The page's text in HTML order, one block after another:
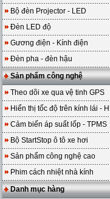
Bộ đèn Projector - LED
Đèn LED độ
Gương điện - Kính điện
Đèn pha - đèn hậu
Sản phẩm công nghệ
Theo dõi xe qua vệ tinh GPS
Hiển thị tốc độ trên kính lái -
Cảm biến áp suất lốp - TPMS
Bộ StartStop ô tô xe hơi
Sản phẩm công nghệ cao
Phim cách nhiệt nhà kính
Danh mục hàng